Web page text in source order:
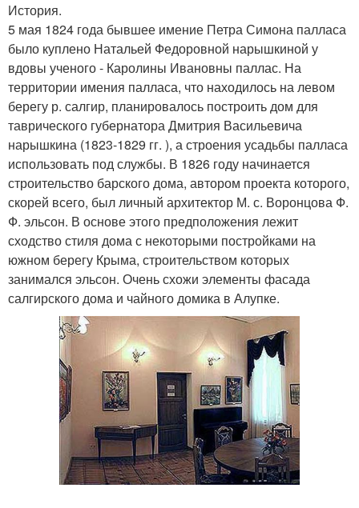
История.
5 мая 1824 года бывшее имение Петра Симона палласа
было куплено Натальей Федоровной нарышкиной у
вдовы ученого - Каролины Ивановны паллас. На
территории имения палласа, что находилось на левом
берегу р. салгир, планировалось построить дом для
таврического губернатора Дмитрия Васильевича
нарышкина (1823-1829 гг. ), а строения усадьбы палласа
использовать под службы. В 1826 году начинается
строительство барского дома, автором проекта которого,
скорей всего, был личный архитектор М. с. Воронцова Ф.
Ф. эльсон. В основе этого предположения лежит
сходство стиля дома с некоторыми постройками на
южном берегу Крыма, строительством которых
занимался эльсон. Очень схожи элементы фасада
салгирского дома и чайного домика в Алупке.